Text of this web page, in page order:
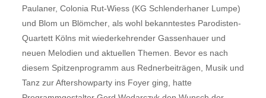
Paulaner, Colonia Rut-Wiess (KG Schlenderhaner Lumpe)
und Blom un Blömcher, als wohl bekanntestes Parodisten-
Quartett Kölns mit wiederkehrender Gassenhauer und
neuen Melodien und aktuellen Themen. Bevor es nach
diesem Spitzenprogramm aus Rednerbeiträgen, Musik und
Tanz zur Aftershowparty ins Foyer ging, hatte